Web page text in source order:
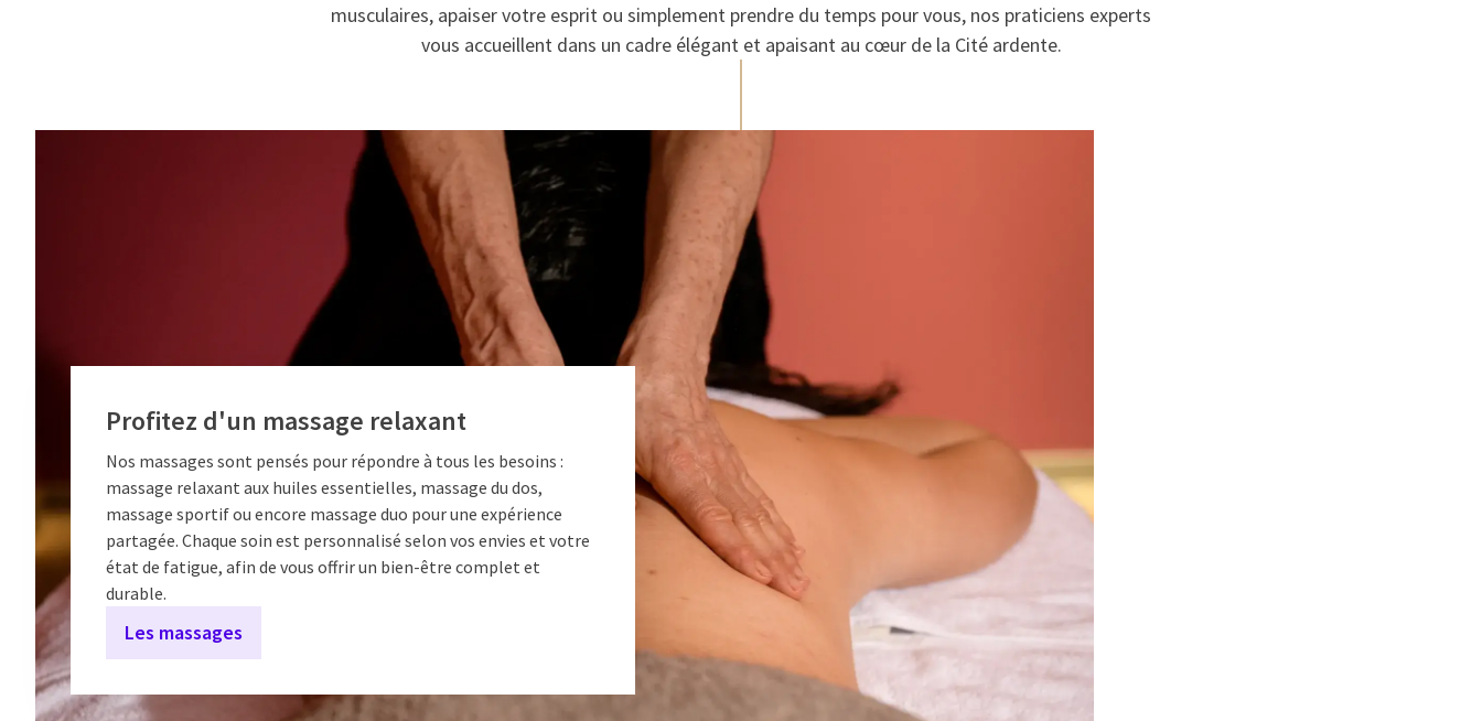
musculaires, apaiser votre esprit ou simplement prendre du temps pour vous, nos praticiens experts
vous accueillent dans un cadre élégant et apaisant au cœur de la Cité ardente.
Profitez d'un massage relaxant
Nos massages sont pensés pour répondre à tous les besoins :
massage relaxant aux huiles essentielles, massage du dos,
massage sportif ou encore massage duo pour une expérience
partagée. Chaque soin est personnalisé selon vos envies et votre
état de fatigue, afin de vous offrir un bien-être complet et
durable.
Les massages